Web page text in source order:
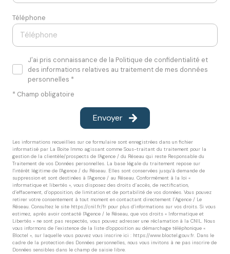
Téléphone
J'ai pris connaissance de la Politique de confidentialité et
des informations relatives au traitement de mes données
personnelles *
* Champ obligatoire
Envoyer
Les informations recueillies sur ce formulaire sont enregistrées dans un fichier
informatisé par La Boite Immo agissant comme Sous-traitant du traitement pour la
gestion de la clientèle/prospects de l'Agence / du Réseau qui reste Responsable du
Traitement de vos Données personnelles. La base légale du traitement repose sur
l'intérêt légitime de l'Agence / du Réseau. Elles sont conservées jusqu'à demande de
suppression et sont destinées à l'Agence / au Réseau. Conformément à la loi «
informatique et libertés », vous disposez des droits d’accès, de rectification,
d’effacement, d’opposition, de limitation et de portabilité de vos données. Vous pouvez
retirer votre consentement à tout moment en contactant directement l’Agence / Le
Réseau. Consultez le site https://cnil.fr/fr pour plus d’informations sur vos droits. Si vous
estimez, après avoir contacté l'Agence / le Réseau, que vos droits « Informatique et
Libertés » ne sont pas respectés, vous pouvez adresser une réclamation à la CNIL. Nous
vous informons de l’existence de la liste d'opposition au démarchage téléphonique «
Bloctel », sur laquelle vous pouvez vous inscrire ici : https://www.bloctel.gouv.fr. Dans le
cadre de la protection des Données personnelles, nous vous invitons à ne pas inscrire de
Données sensibles dans le champ de saisie libre.